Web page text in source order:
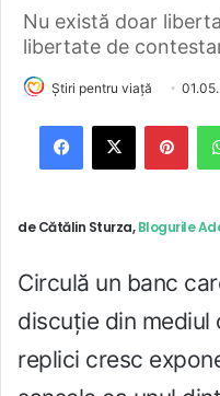
Nu există doar
libertate de
Știri pentru viață
de Cătălin Sturza,Blogurile
Circulă un banc
discuţie din mediul
replici cresc